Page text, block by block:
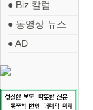
● Biz 칼럼
● 동영상 뉴스
● AD